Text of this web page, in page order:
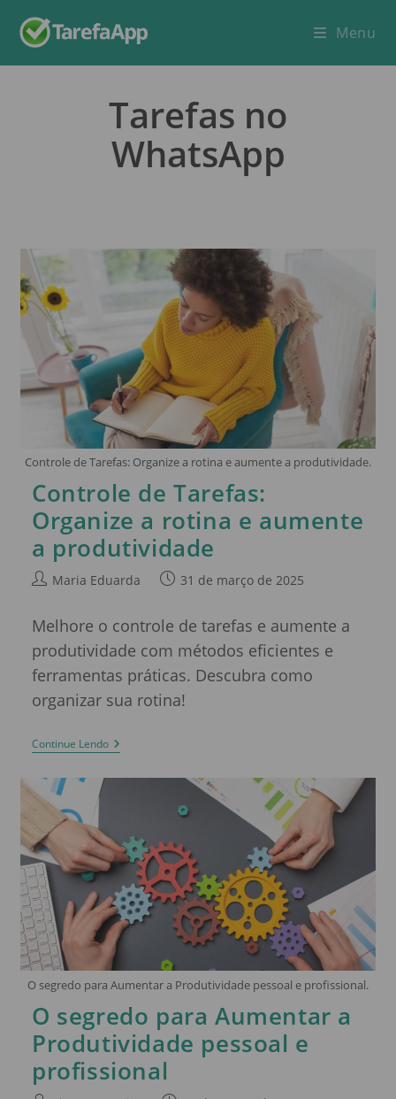
Menu
Tarefas no
WhatsApp
Controle de Tarefas: Organize a rotina e aumente a produtividade.
Controle de Tarefas:
Organize a rotina e aumente
a produtividade
Maria Eduarda 31 de março de 2025
Melhore o controle de tarefas e aumente a
produtividade com métodos eficientes e
ferramentas práticas. Descubra como
organizar sua rotina!
Continue Lendo
O segredo para Aumentar a Produtividade pessoal e profissional.
O segredo para Aumentar a
Produtividade pessoal e
profissional